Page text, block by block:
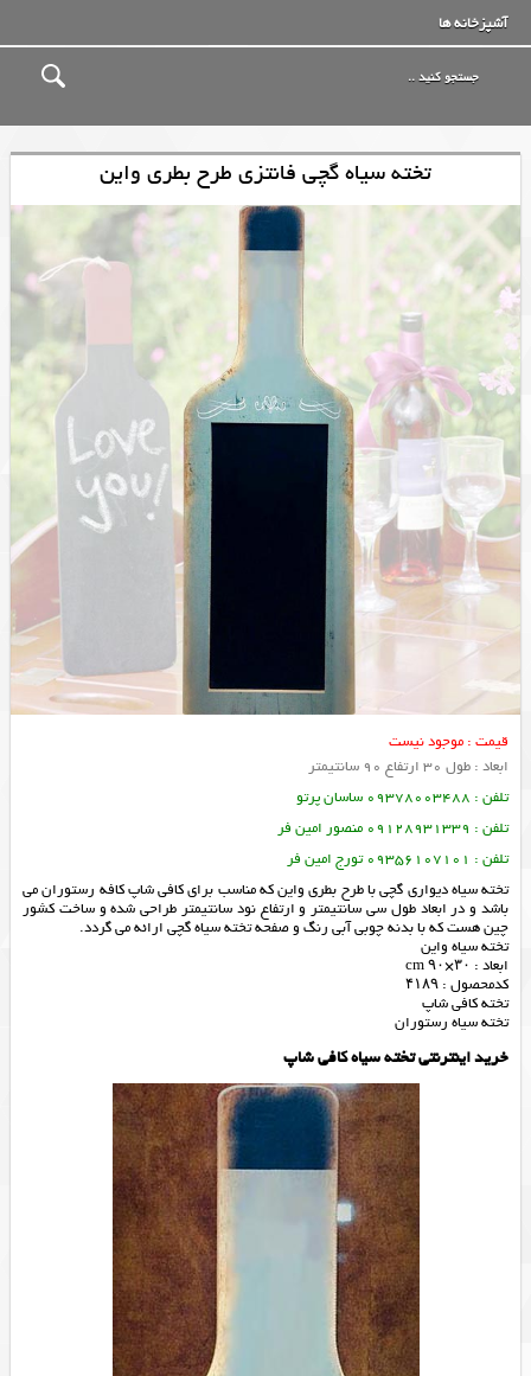
آشپزخانه ها
تخته سیاه گچی فانتزی طرح بطری واین
قیمت : موجود نیست
ابعاد : طول 30 ارتفاع 90 سانتیمتر
تلفن : 09378003488 ساسان پرتو
تلفن : 09128931339 منصور امین فر
تلفن : 09356107101 تورج امین فر
تخته سیاه دیواری گچی با طرح بطری واین که مناسب برای کافی شاپ کافه رستوران می
باشد و در ابعاد طول سی سانتیمتر و ارتفاع نود سانتیمتر طراحی شده و ساخت کشور
چین هست که با بدنه چوبی آبی رنگ و صفحه تخته سیاه گچی ارائه می گردد.
تخته سیاه واین
ابعاد : ۳۰×۹۰ cm
کدمحصول : ۴۱۸۹
تخته کافی شاپ
تخته سیاه رستوران
خرید اینترنتی تخته سیاه کافی شاپ